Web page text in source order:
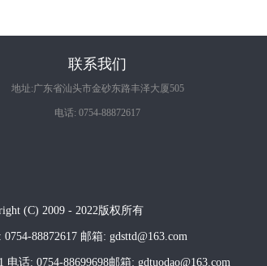
联系我们
地址:广东省汕头市金砂东路丰泽大厦505
电话: 0754-88872617
(C) 2009 - 2022版权所有
88872617 邮箱: gdsttd@163.com
话: 0754-88699698邮箱: gdtuodao@163.com